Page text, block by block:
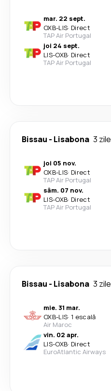
mar. 22 sept.
OXB-LIS· Direct
TAP Air Portugal
joi 24 sept.
LIS-OXB· Direct
TAP Air Portugal
Bissau - Lisabona 3 zile
joi 05 nov.
OXB-LIS· Direct
TAP Air Portugal
sâm. 07 nov.
LIS-OXB· Direct
TAP Air Portugal
Bissau - Lisabona 3 zile
mie. 31 mar.
OXB-LIS· 1 escală
Air Maroc
vin. 02 apr.
LIS-OXB· Direct
EuroAtlantic Airways